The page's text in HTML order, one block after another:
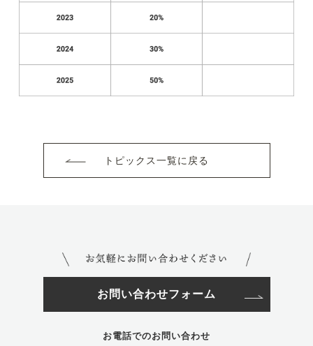
トピックス一覧に戻る
お問い合わせフォーム
お電話でのお問い合わせ